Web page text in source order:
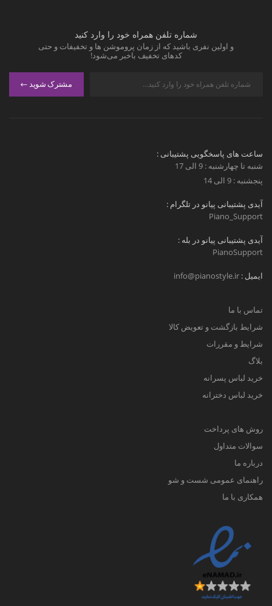
شماره تلفن همراه خود را وارد کنید
و اولین نفری باشید که از زمان پروموشن ها و تخفیفات و حتی
کدهای تخفیف باخبر می‌شود!
مشترک شوید
ساعت های پاسخگویی پشتیبانی :
شنبه تا چهارشنبه : 9 الی 17
پنجشنبه : 9 الی 14
آیدی پشتیبانی پیانو در تلگرام :
Piano_Support
آیدی پشتیبانی پیانو در بله :
PianoSupport
ایمیل : info@pianostyle.ir
تماس با ما
شرایط بازگشت و تعویض کالا
شرایط و مقررات
بلاگ
خرید لباس پسرانه
خرید لباس دخترانه
روش های پرداخت
سوالات متداول
درباره ما
راهنمای عمومی شست و شو
همکاری با ما